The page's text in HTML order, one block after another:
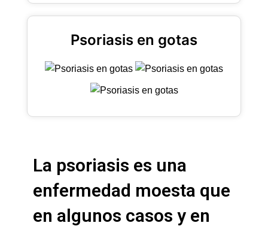
Psoriasis en gotas
La psoriasis es una
enfermedad moesta que
en algunos casos y en